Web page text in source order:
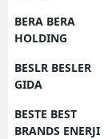
BERA BERA
HOLDING
BESLR BESLER
GIDA
BESTE BEST
BRANDS ENERJI